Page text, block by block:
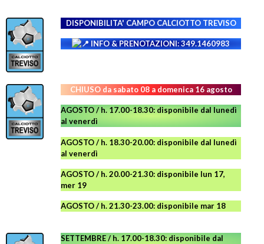
DISPONIBILITA' CAMPO CALCIOTTO TREVISO
INFO & PRENOTAZIONI: 349.1460983
CHIUSO da sabato 08 a domenica 16 agosto
AGOSTO / h. 17.00-18.30: disponibile dal lunedì
al venerdì
AGOSTO/ h. 18.30-20.00: disponibile dal lunedì
al venerdì
AGOSTO / h. 20.00-21.30: disponibile lun 17,
mer 19
AGOSTO/ h. 21.30-23.00: disponibile mar 18
SETTEMBRE / h. 17.00-18.30: disponibile dal